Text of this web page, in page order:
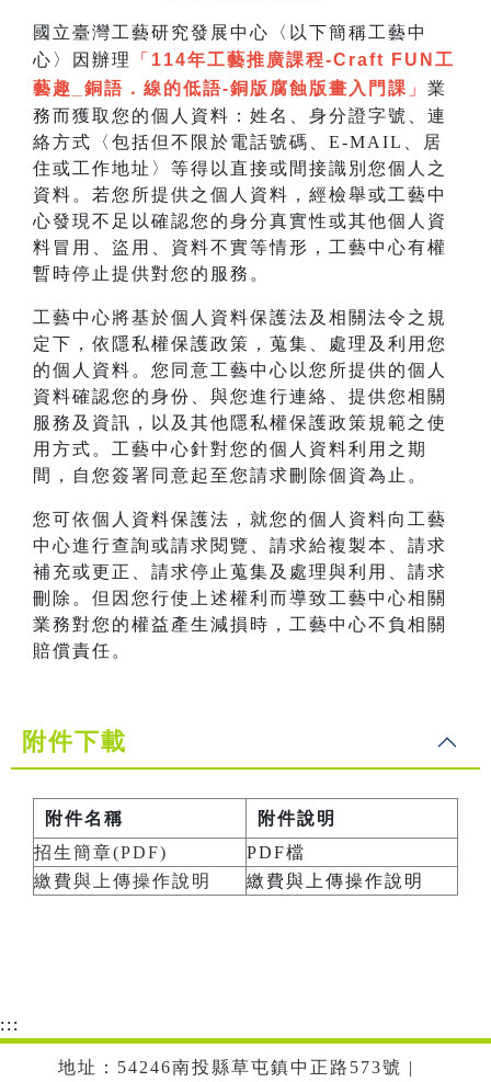
國立臺灣工藝研究發展中心〈以下簡稱工藝中
心〉因辦理
「 114年工藝推廣課程-Craft FUN工
藝趣_ 銅語．線的低語-銅版腐蝕版畫入門課 」 業
務而獲取您的個人資料：姓名、身分證字號、連
絡方式〈包括但不限於電話號碼、E-MAIL、居
住或工作地址〉等得以直接或間接識別您個人之
資料。若您所提供之個人資料，經檢舉或工藝中
心發現不足以確認您的身分真實性或其他個人資
料冒用、盜用、資料不實等情形，工藝中心有權
暫時停止提供對您的服務。
工藝中心將基於個人資料保護法及相關法令之規
定下，依隱私權保護政策，蒐集、處理及利用您
的個人資料。您同意工藝中心以您所提供的個人
資料確認您的身份、與您進行連絡、提供您相關
服務及資訊，以及其他隱私權保護政策規範之使
用方式。工藝中心針對您的個人資料利用之期
間，自您簽署同意起至您請求刪除個資為止。
您可依個人資料保護法，就您的個人資料向工藝
中心進行查詢或請求閱覽、請求給複製本、請求
補充或更正、請求停止蒐集及處理與利用、請求
刪除。但因您行使上述權利而導致工藝中心相關
業務對您的權益產生減損時，工藝中心不負相關
賠償責任。
附件下載
附件名稱
附件說明
招生簡章(PDF)
PDF檔
繳費與上傳操作說明
繳費與上傳操作說明
:::
地址：54246南投縣草屯鎮中正路573號 |